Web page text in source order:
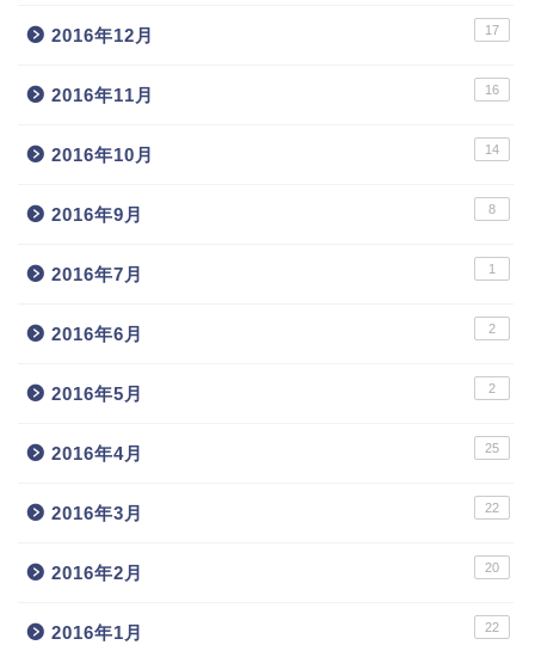
2016年12月 17
2016年11月 16
2016年10月 14
2016年9月 8
2016年7月 1
2016年6月 2
2016年5月 2
2016年4月 25
2016年3月 22
2016年2月 20
2016年1月 22